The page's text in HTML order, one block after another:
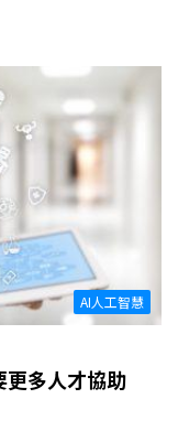
AI人工智慧
多人才協助